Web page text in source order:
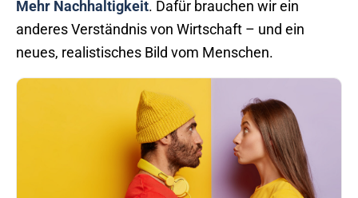
Mehr Nachhaltigkeit. Dafür brauchen wir ein
anderes Verständnis von Wirtschaft – und ein
neues, realistisches Bild vom Menschen.